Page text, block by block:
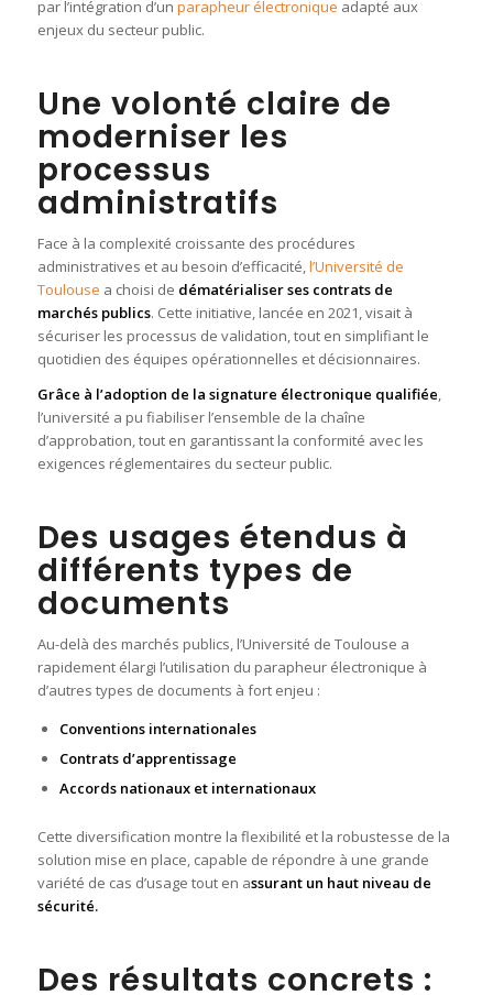
par l’intégration d’un parapheur électronique adapté aux
enjeux du secteur public.
Une volonté claire de
moderniser les
processus
administratifs
Face à la complexité croissante des procédures
administratives et au besoin d’efficacité,l’Université de
Toulouse a choisi de dématérialiser ses contrats de
marchés publics. Cette initiative, lancée en 2021, visait à
sécuriser les processus de validation, tout en simplifiant le
quotidien des équipes opérationnelles et décisionnaires.
Grâce à l’adoption de la signature électronique qualifiée,
l’université a pu fiabiliser l’ensemble de la chaîne
d’approbation, tout en garantissant la conformité avec les
exigences réglementaires du secteur public.
Des usages étendus à
différents types de
documents
Au-delà des marchés publics, l’Université de Toulouse a
rapidement élargi l’utilisation du parapheur électronique à
d’autres types de documents à fort enjeu :
Conventions internationales
Contrats d’apprentissage
Accords nationaux et internationaux
Cette diversification montre la flexibilité et la robustesse de la
solution mise en place, capable de répondre à une grande
variété de cas d’usage tout en assurant un haut niveau de
sécurité.
Des résultats concrets :